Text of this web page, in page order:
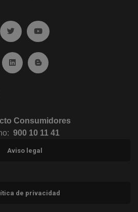
(abre en ventana nueva)
Ir a twitter (abre en ventana nueva)
Ir a YouTube (abre en
Flickr (abre en ventana nueva)
Ir a Linkedin (abre en ventana nueva)
Ir al Blog (abre en ventana
Instagram (abre en ventana nueva)
Consumidores
900 10 11 41
Aviso legal
de privacidad